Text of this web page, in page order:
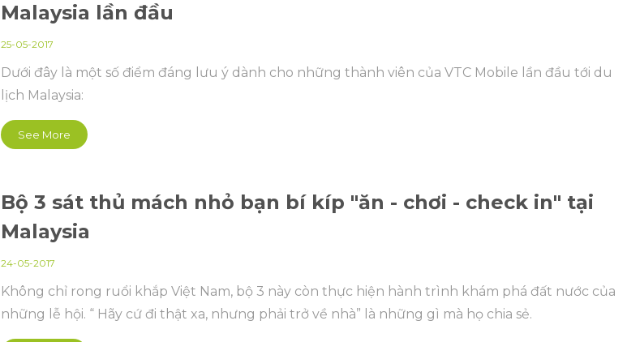
Malaysia lần đầu
25-05-2017
Dưới đây là một số điểm đáng lưu ý dành cho những thành viên của VTC Mobile lần đầu tới du
lịch Malaysia:
See More
Bộ 3 sát thủ mách nhỏ bạn bí kíp "ăn - chơi - check in" tại
Malaysia
24-05-2017
Không chỉ rong ruổi khắp Việt Nam, bộ 3 này còn thực hiện hành trình khám phá đất nước của
những lễ hội. “ Hãy cứ đi thật xa, nhưng phải trở về nhà” là những gì mà họ chia sẻ.